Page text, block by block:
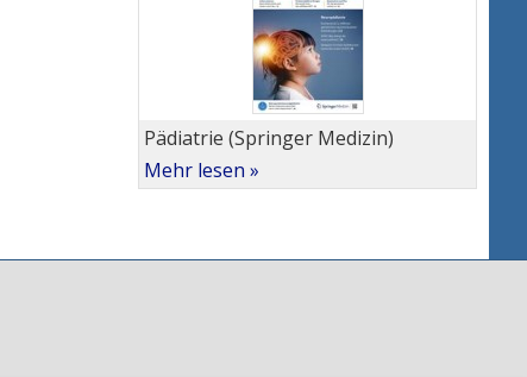
Pädiatrie (Springer Medizin)
Mehr lesen »